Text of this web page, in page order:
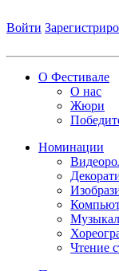
Войти
О Фестивале
О нас
Жюри
Номинации
Чтение